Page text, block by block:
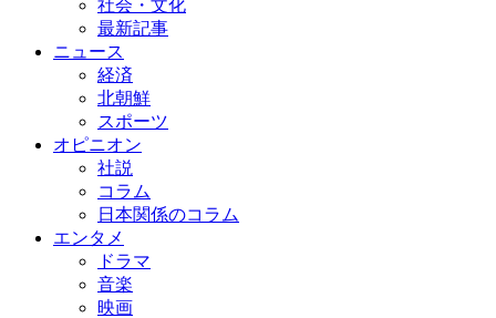
社会・文化
最新記事
ニュース
経済
北朝鮮
スポーツ
オピニオン
社説
コラム
日本関係のコラム
エンタメ
ドラマ
音楽
映画